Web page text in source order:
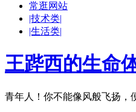
常逛网站
|技术类|
|生活类|
王跸西的生命
青年人！你不能像风般飞扬